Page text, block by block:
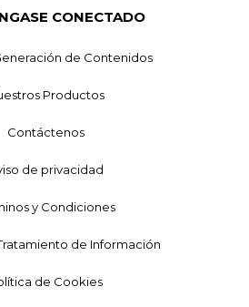
CONECTADO
de Contenidos
Productos
Contáctenos
de privacidad
y Condiciones
de Información
de Cookies